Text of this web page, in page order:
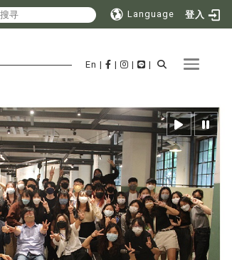
Language 登入
Toggle
En | | | |